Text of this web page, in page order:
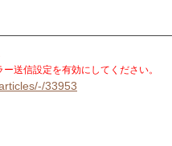
送信設定を有効にしてください。
33953